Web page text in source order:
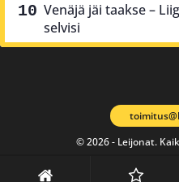
Venäjä jäi taakse –
selvisi
© 2026 - Leijonat.